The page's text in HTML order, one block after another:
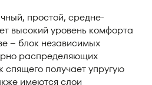
простой, средне-
высокий уровень комфорта
– блок независимых
распределяющих
спящего получает упругую
имеются слои